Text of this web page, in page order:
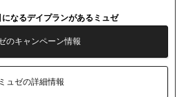
なるデイプランがあるミュゼ
のキャンペーン情報
ミュゼの詳細情報